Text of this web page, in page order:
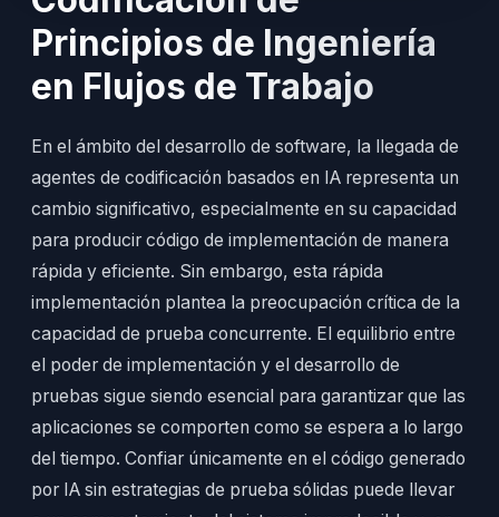
Principios de Ingeniería
en Flujos de Trabajo
En el ámbito del desarrollo de software, la llegada de
agentes de codificación basados en IA representa un
cambio significativo, especialmente en su capacidad
para producir código de implementación de manera
rápida y eficiente. Sin embargo, esta rápida
implementación plantea la preocupación crítica de la
capacidad de prueba concurrente. El equilibrio entre
el poder de implementación y el desarrollo de
pruebas sigue siendo esencial para garantizar que las
aplicaciones se comporten como se espera a lo largo
del tiempo. Confiar únicamente en el código generado
por IA sin estrategias de prueba sólidas puede llevar